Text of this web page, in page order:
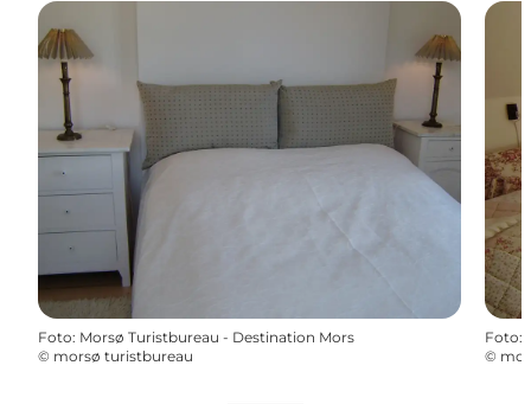
Foto: Morsø Turistbureau - Destination Mors
© morsø turistbureau
Foto:
©